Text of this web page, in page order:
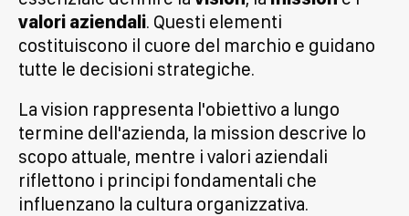
valori aziendali. Questi elementi
costituiscono il cuore del marchio e guidano
tutte le decisioni strategiche.
La vision rappresenta l'obiettivo a lungo
termine dell'azienda, la mission descrive lo
scopo attuale, mentre i valori aziendali
riflettono i principi fondamentali che
influenzano la cultura organizzativa.